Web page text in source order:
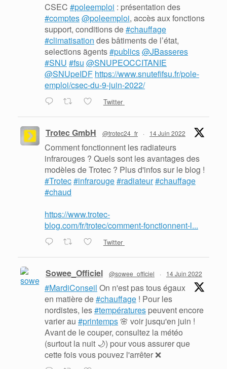
CSEC #poleemploi : présentation des
#comptes@poleemploi, accès aux fonctions
support, conditions de#chauffage
#climatisation des bâtiments de l’état,
selections ãgents#publics@JBasseres
#SNU #fsu @SNUPEOCCITANIE
@SNUpeIDF https://www.snutefifsu.fr/pole-
emploi/csec-du-9-juin-2022/
Twitter
Trotec GmbH @trotec24_fr · 14 Juin 2022
Comment fonctionnent les radiateurs
infrarouges ? Quels sont les avantages des
modèles de Trotec ? Plus d'infos sur le blog !
#Trotec#infrarouge#radiateur#chauffage
#chaud
https://www.trotec-
blog.com/fr/trotec/comment-fonctionnent-l...
Twitter
Sowee_Officiel @sowee_officiel · 14 Juin 2022
#MardiConseil On n'est pas tous égaux
en matière de#chauffage ! Pour les
nordistes, les#températures peuvent encore
varier au #printemps 🌸 voir jusqu'en juin !
Avant de le couper, consultez la météo
(surtout la nuit 🌙) pour vous assurer que
cette fois vous pouvez l'arrêter ❌